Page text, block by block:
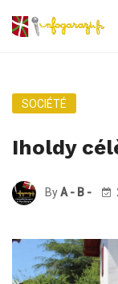
SOCIÉTÉ
Iholdy
ByA - B -